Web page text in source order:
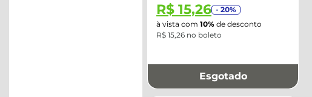
R$ 15,26 - 20%
à vista com 10% de desconto
R$ 15,26 no boleto
Esgotado